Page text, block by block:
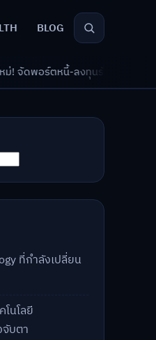
BLOG
บมืออย่างไรดี?/AI จัดพอร์ตเกษี
ที่กำลังเปลี่ยน
นโลยี
บตา